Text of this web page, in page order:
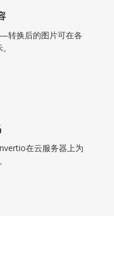
转换后的图片可在各
在云服务器上为